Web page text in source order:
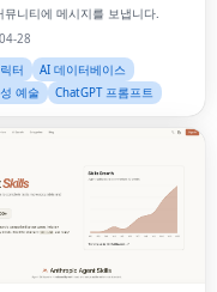
뮤니티에 메시지를 보냅니다.
28
터
AI 데이터베이스
예술
ChatGPT 프롬프트